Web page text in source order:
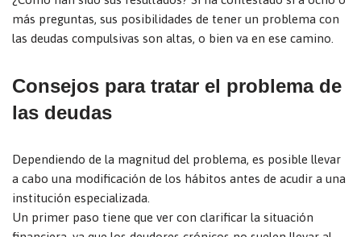
más preguntas, sus posibilidades de tener un problema con
las deudas compulsivas son altas, o bien va en ese camino.
Consejos para tratar el problema de
las deudas
Dependiendo de la magnitud del problema, es posible llevar
a cabo una modificación de los hábitos antes de acudir a una
institución especializada.
Un primer paso tiene que ver con clarificar la situación